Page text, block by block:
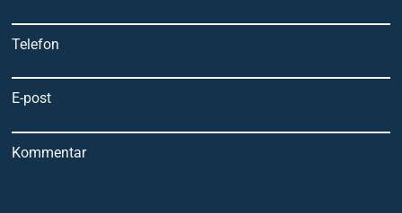
Telefon
E-post
Kommentar